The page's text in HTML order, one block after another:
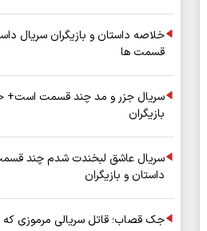
خلاصه داستان و بازیگران سریال
قسمت ها
سریال جزر و مد چند قسمت است+
بازیگران
سریال عاشق لبخندت شدم چند
داستان و بازیگران
جک قصاب؛ قاتل سریالی مرموزی که